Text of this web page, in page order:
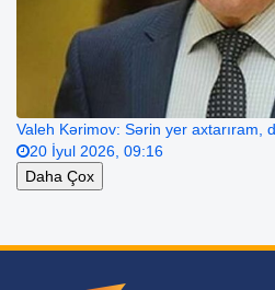
Valeh Kərimov: Sərin yer axtarıram,
20 İyul 2026, 09:16
Daha Çox